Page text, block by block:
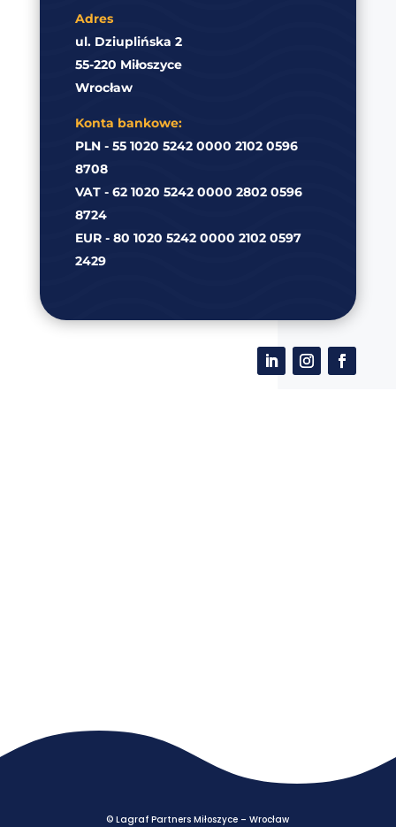
Adres
ul. Dziuplińska 2
55-220 Miłoszyce
Wrocław
Konta bankowe:
PLN - 55 1020 5242 0000 2102 0596
8708
VAT - 62 1020 5242 0000 2802 0596
8724
EUR - 80 1020 5242 0000 2102 0597
2429
© Lagraf Partners Miłoszyce – Wrocław